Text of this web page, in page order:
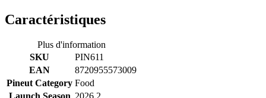
Caractéristiques
Plus d'information
SKU
PIN611
EAN
8720955573009
Pineut Category Food
Launch Season 2026.2